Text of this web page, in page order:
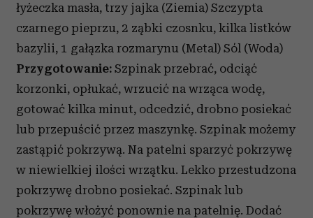
łyżeczka masła, trzy jajka (Ziemia) Szczypta
czarnego pieprzu, 2 ząbki czosnku, kilka listków
bazylii, 1 gałązka rozmarynu (Metal) Sól (Woda)
Przygotowanie: Szpinak przebrać, odciąć
korzonki, opłukać, wrzucić na wrząca wodę,
gotować kilka minut, odcedzić, drobno posiekać
lub przepuścić przez maszynkę. Szpinak możemy
zastąpić pokrzywą. Na patelni sparzyć pokrzywę
w niewielkiej ilości wrzątku. Lekko przestudzona
pokrzywę drobno posiekać. Szpinak lub
pokrzywę włożyć ponownie na patelnię. Dodać